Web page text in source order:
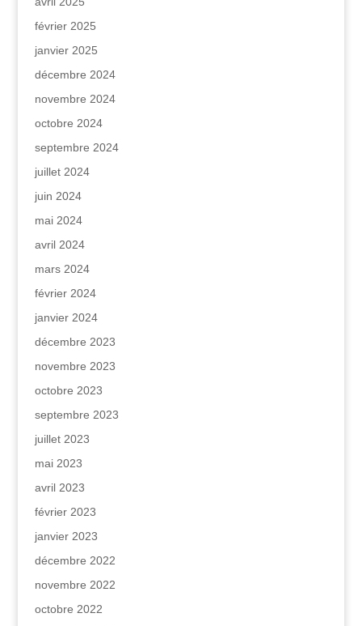
février 2025
janvier 2025
décembre 2024
novembre 2024
octobre 2024
septembre 2024
juillet 2024
juin 2024
mai 2024
avril 2024
mars 2024
février 2024
janvier 2024
décembre 2023
novembre 2023
octobre 2023
septembre 2023
juillet 2023
mai 2023
avril 2023
février 2023
janvier 2023
décembre 2022
novembre 2022
octobre 2022